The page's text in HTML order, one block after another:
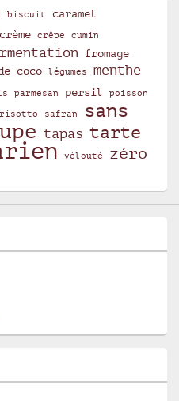
biscuit caramel
crème crêpe cumin
fromage
coco légumes menthe
parmesan persil poisson
risotto safran
sans
tapas tarte
vélouté
zéro